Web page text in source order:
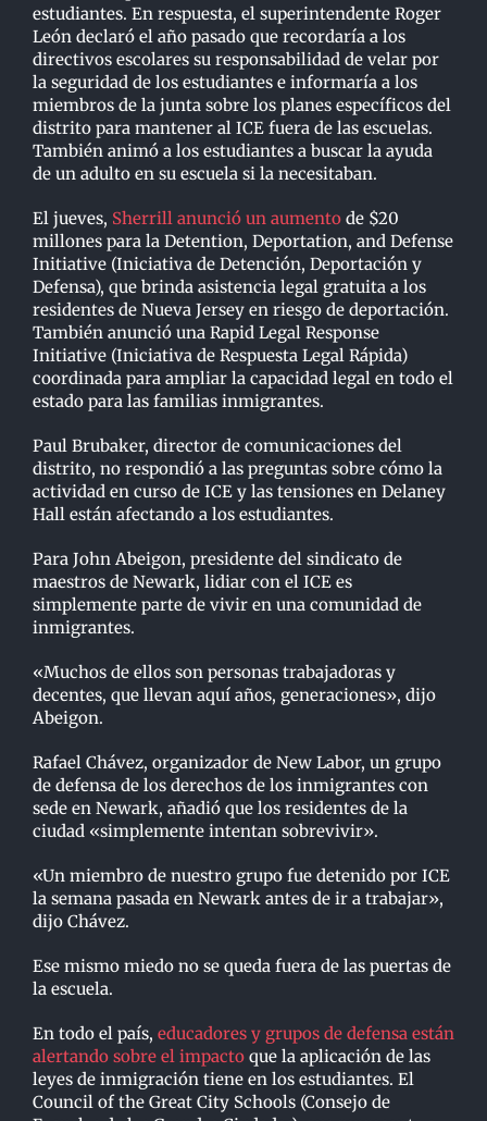
estudiantes. En respuesta, el superintendente Roger
León declaró el año pasado que recordaría a los
directivos escolares su responsabilidad de velar por
la seguridad de los estudiantes e informaría a los
miembros de la junta sobre los planes específicos del
distrito para mantener al ICE fuera de las escuelas.
También animó a los estudiantes a buscar la ayuda
de un adulto en su escuela si la necesitaban.
El jueves, Sherrill anunció un aumentode $20
millones para la Detention, Deportation, and Defense
Initiative (Iniciativa de Detención, Deportación y
Defensa), que brinda asistencia legal gratuita a los
residentes de Nueva Jersey en riesgo de deportación.
También anunció una Rapid Legal Response
Initiative (Iniciativa de Respuesta Legal Rápida)
coordinada para ampliar la capacidad legal en todo el
estado para las familias inmigrantes.
Paul Brubaker, director de comunicaciones del
distrito, no respondió a las preguntas sobre cómo la
actividad en curso de ICE y las tensiones en Delaney
Hall están afectando a los estudiantes.
Para John Abeigon, presidente del sindicato de
maestros de Newark, lidiar con el ICE es
simplemente parte de vivir en una comunidad de
inmigrantes.
«Muchos de ellos son personas trabajadoras y
decentes, que llevan aquí años, generaciones», dijo
Abeigon.
Rafael Chávez, organizador de New Labor, un grupo
de defensa de los derechos de los inmigrantes con
sede en Newark, añadió que los residentes de la
ciudad «simplemente intentan sobrevivir».
«Un miembro de nuestro grupo fue detenido por ICE
la semana pasada en Newark antes de ir a trabajar», ​​
dijo Chávez.
Ese mismo miedo no se queda fuera de las puertas de
la escuela.
En todo el país, educadores y grupos de defensa están
alertando sobre el impactoque la aplicación de las
leyes de inmigración tiene en los estudiantes. El
Council of the Great City Schools (Consejo de